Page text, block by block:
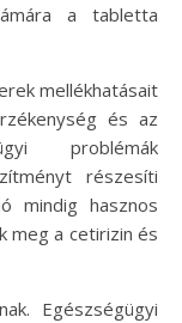
a tabletta
mellékhatásait
és az
problémák
részesíti
mindig hasznos
meg a cetirizin és
Egészségügyi